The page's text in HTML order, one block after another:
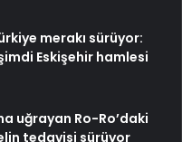
merakı sürüyor:
Eskişehir hamlesi
uğrayan Ro-Ro’daki
tedavisi sürüyor